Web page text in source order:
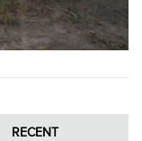
RECENT